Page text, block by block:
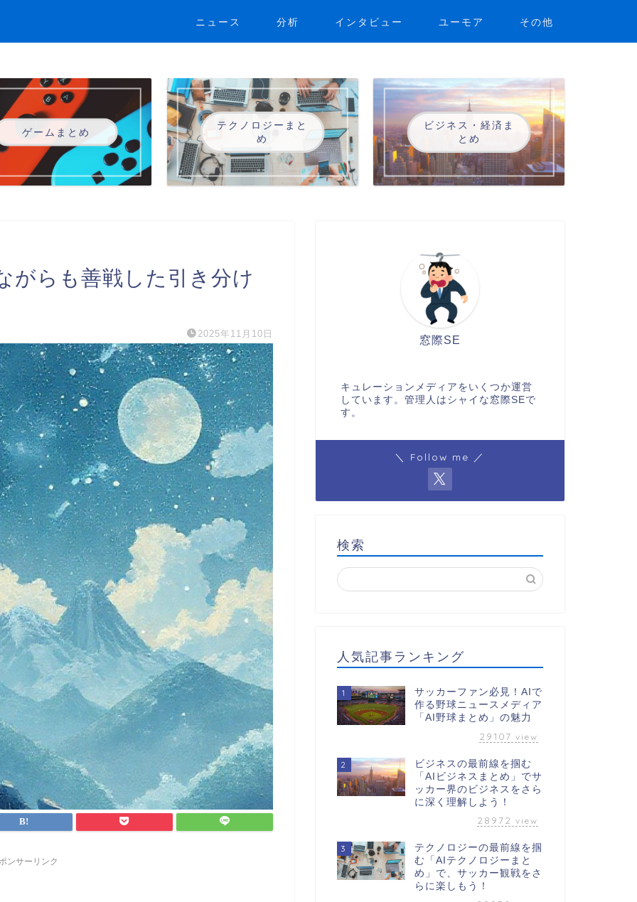
ニュース 分析 インタビュー ユーモア その他
ゲームまとめ
テクノロジーまと
め
ビジネス・経済ま
とめ
がらも善戦した引き分け
2025年11月10日
ンサーリンク
窓際SE
キュレーションメディアをいくつか運営
しています。管理人はシャイな窓際SEで
す。
＼ Follow me ／
検索
人気記事ランキング
1
サッカーファン必見！AIで
作る野球ニュースメディア
「AI野球まとめ」の魅力
29107 view
2
ビジネスの最前線を掴む
「AIビジネスまとめ」でサ
ッカー界のビジネスをさら
に深く理解しよう！
28972 view
3
テクノロジーの最前線を掴
む「AIテクノロジーまと
め」で、サッカー観戦をさ
らに楽しもう！